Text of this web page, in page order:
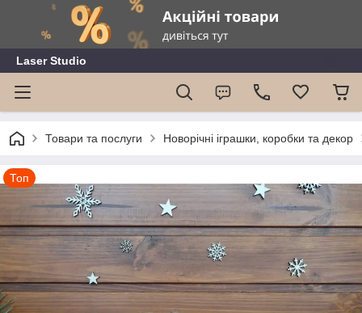
Laser Studio
Товари та послуги Новорічні іграшки, коробки та декор
Топ